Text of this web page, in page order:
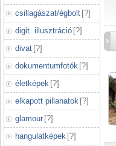
csillagászat/égbolt [?]
digit. illusztráció [?]
divat [?]
dokumentumfotók [?]
életképek [?]
elkapott pillanatok [?]
glamour [?]
hangulatképek [?]